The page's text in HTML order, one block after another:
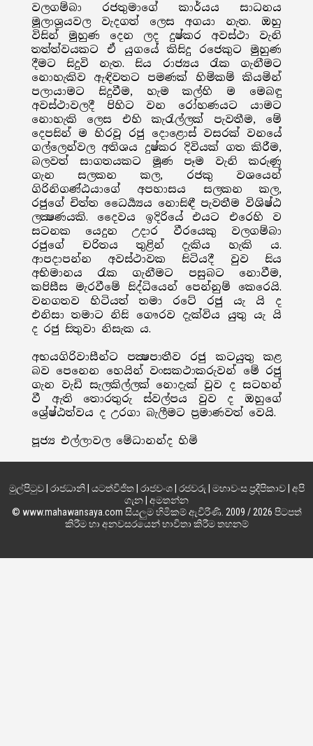
වලගම්බා රජතුමාගේ කාර්යය සාධනය
මූලාශ්‍රයවල වැදගත් ලෙස අගයා නැත. ඔහු
විසින් මුහුණ දෙන ලද දුෂ්කර අවස්ථා වැනි
තත්ත්වයකට ඒ යුගයේ කිසිදු රජෙකුට මුහුණ
දීමට සිදුවි නැත. සිය රාජ්‍යය රැක ගැනීමට
නොහැකිව ඇඳිවතට පමණක් හිමිකම් කියමින්
පලායාමට සිදුවීම, හැම කල්හි ම මෙබඳු
අවස්ථාවලදී පිහිට වන රෝහණයට යාමට
නොහැකි ලෙස එහි කැරැල්ලක් පැවතීම, මේ
දෙපසින් ම හිරවූ රජු දොළොස් වසරක් වනයේ
ගල්ලෙන්වල අතිශය දුෂ්කර දිවියක් ගත කිරීම,
බලවත් සාගතයකට මූණ පෑම වැනි කරුණු
ගැන සලකන කල, රජකු වශයෙන්
ගිරිනිගණ්ඨයාගේ අපහාසය සලකන කල,
රජුගේ චිත්ත ධෛර්‍ය්‍යය නොසිඳී පැවතීම විශිෂ්ඨ
ලක්‍ෂණයකි. දෛවය ඉදිරියේ එයට එරෙහි ව
සටනක යෙදුන උදාර වීරයෙකු වලගම්බා
රජුගේ චරිතය තුළින් දැකිය හැකි ය.
ආපදාපන්න අවස්ථාවක සිටියදී වුව සිය
අභිමානය රැක ගැනීමට පසුබට නොවීම,
කපිසීස මැරවීමේ සිද්ධියෙන් පෙන්නුම් කෙරෙයි.
වනගතව හිටියත් තමා රටේ රජු යැ යි ද
එනිසා තමාට නිසි ගෞරව දැක්විය යුතු යැ යි
ද රජු සිතුවා නිසැක ය.
අභයගිරිවාසීන්ට පක්‍ෂපාතීව රජු කටයුතු කළ
බව පෙනෙන හෙයින් වංසකථාකරුවන් මේ රජු
ගැන වැඩි සැලකිල්ලක් නොදැක් වුව ද සටහන්
වී ඇති තොරතුරු ස්වල්පය වුව ද ඔහුගේ
ශ්‍රේෂ්ඨත්වය ද උරගා බැලීමට ප්‍රමාණවත් වෙයි.
පූජ්‍ය එල්ලාවල මේධානන්ද හිමි
මුල්පිටුව| රාජධානි| යටත්විජිත| රාජවංශ| රජවරු මහාවංස ප්‍රදීපිකාව| අපි
ගැන අමතන්න
© www.mahawansaya.com සියලුම හිමිකම් ඇවිරිණි. 2009 / 2026 පිටපත්
කිරීම හා අනවසරයෙන් භාවිතා කිරීම තහනම්